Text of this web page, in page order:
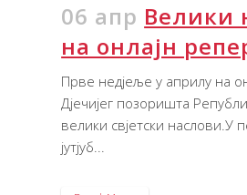
06 апр Велики
на онлајн
Прве недјеље у априлу на
Дјечијег позоришта
велики свјетски наслови.У
јутјуб...